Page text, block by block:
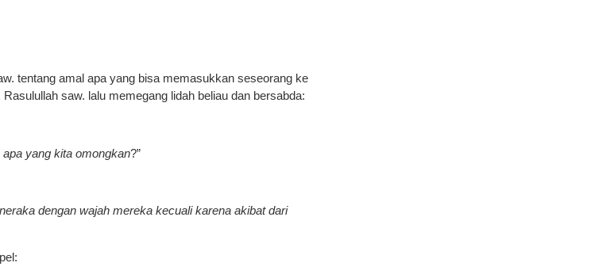
tentang amal apa yang bisa memasukkan seseorang ke
saw. lalu memegang lidah beliau dan bersabda:
yang kita omongkan?”
dengan wajah mereka kecuali karena akibat dari